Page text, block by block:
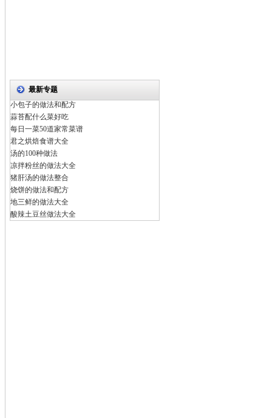
最新专题
小包子的做法和配方
蒜苔配什么菜好吃
每日一菜50道家常菜谱
君之烘焙食谱大全
汤的100种做法
凉拌粉丝的做法大全
猪肝汤的做法整合
烧饼的做法和配方
地三鲜的做法大全
酸辣土豆丝做法大全